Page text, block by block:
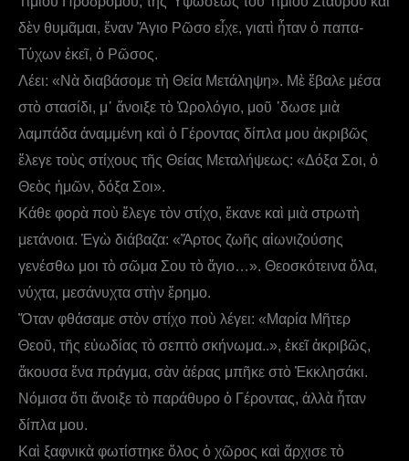
δὲν θυμᾶμαι, ἕναν Ἅγιο Ρῶσο εἶχε, γιατὶ ἦταν ὁ παπα-
Τύχων ἐκεῖ, ὁ Ρῶσος.
Λέει: «Νὰ διαβάσομε τὴ Θεία Μετάληψη». Μὲ ἔβαλε μέσα
στὸ στασίδι, μ᾿ ἄνοιξε τὸ Ὡρολόγιο, μοῦ ᾿δωσε μιὰ
λαμπάδα ἀναμμένη καὶ ὁ Γέροντας δίπλα μου ἀκριβῶς
ἔλεγε τοὺς στίχους τῆς Θείας Μεταλήψεως: «Δόξα Σοι, ὁ
Θεὸς ἡμῶν, δόξα Σοι».
Κάθε φορὰ ποὺ ἔλεγε τὸν στίχο, ἔκανε καὶ μιὰ στρωτὴ
μετάνοια. Ἐγὼ διάβαζα: «Ἄρτος ζωῆς αἰωνιζούσης
γενέσθω μοι τὸ σῶμα Σου τὸ ἅγιο…». Θεοσκότεινα ὅλα,
νύχτα, μεσάνυχτα στὴν ἔρημο.
Ὅταν φθάσαμε στὸν στίχο ποὺ λέγει: «Μαρία Μῆτερ
Θεοῦ, τῆς εὐωδίας τὸ σεπτὸ σκήνωμα..», ἐκεῖ ἀκριβῶς,
ἄκουσα ἕνα πράγμα, σὰν ἀέρας μπῆκε στὸ Ἐκκλησάκι.
Νόμισα ὅτι ἄνοιξε τὸ παράθυρο ὁ Γέροντας, ἀλλὰ ἦταν
δίπλα μου.
Καὶ ξαφνικὰ φωτίστηκε ὅλος ὁ χῶρος καὶ ἄρχισε τὸ